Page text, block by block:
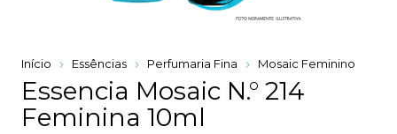
Início Essências Perfumaria Fina Mosaic Feminino
Essencia Mosaic N.° 214
Feminina 10ml